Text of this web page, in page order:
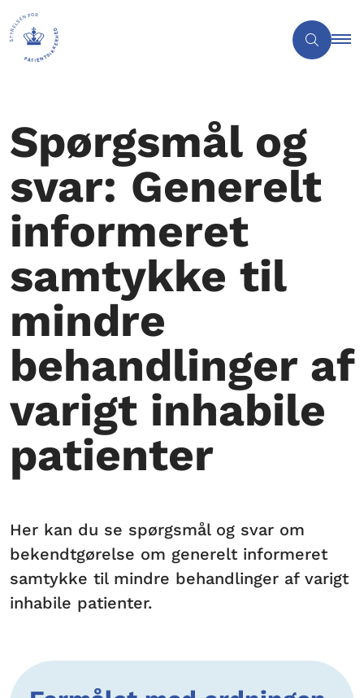
Spørgsmål og
svar: Generelt
informeret
samtykke til
mindre
behandlinger af
varigt inhabile
patienter
Her kan du se spørgsmål og svar om
bekendtgørelse om generelt informeret
samtykke til mindre behandlinger af varigt
inhabile patienter.